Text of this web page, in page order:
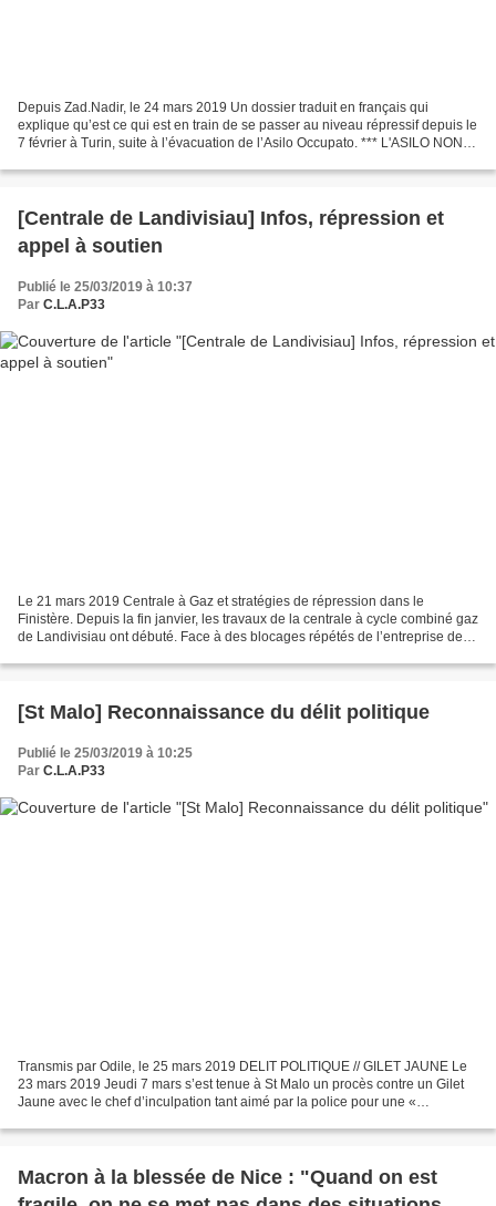
Depuis Zad.Nadir, le 24 mars 2019 Un dossier traduit en français qui
explique qu’est ce qui est en train de se passer au niveau répressif depuis le
7 février à Turin, suite à l’évacuation de l’Asilo Occupato. *** L'ASILO NON SI
[Centrale de Landivisiau] Infos, répression et
appel à soutien
Publié le 25/03/2019 à 10:37
Par C.L.A.P33
Le 21 mars 2019 Centrale à Gaz et stratégies de répression dans le
Finistère. Depuis la fin janvier, les travaux de la centrale à cycle combiné gaz
de Landivisiau ont débuté. Face à des blocages répétés de l’entreprise de
[St Malo] Reconnaissance du délit politique
Publié le 25/03/2019 à 10:25
Par C.L.A.P33
Transmis par Odile, le 25 mars 2019 DELIT POLITIQUE // GILET JAUNE Le
23 mars 2019 Jeudi 7 mars s’est tenue à St Malo un procès contre un Gilet
Jaune avec le chef d’inculpation tant aimé par la police pour une «
Macron à la blessée de Nice : "Quand on est